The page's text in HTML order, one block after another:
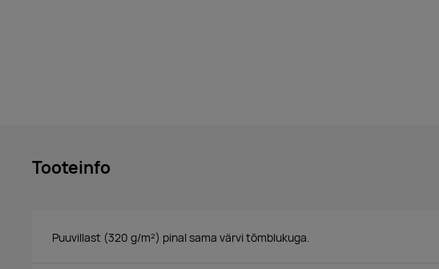
Tooteinfo
Puuvillast (320 g/m²) pinal sama värvi tõmblukuga.